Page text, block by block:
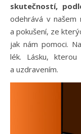
skutečností,
odehrává v našem
a pokušení, ze
jak nám pomoci.
lék. Lásku,
a uzdravením.